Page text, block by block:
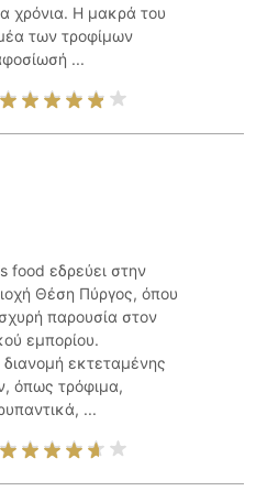
χρόνια. Η μακρά του
των τροφίμων
...
food εδρεύει στην
Θέση Πύργος, όπου
παρουσία στον
εμπορίου.
διανομή εκτεταμένης
όπως τρόφιμα,
...